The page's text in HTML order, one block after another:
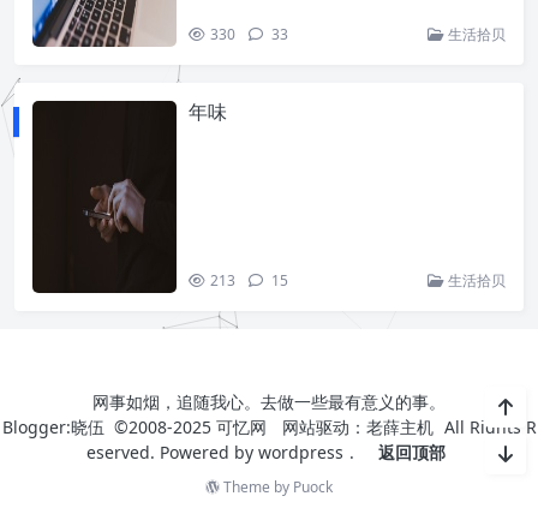
330 33 生活拾贝
年味
213 15 生活拾贝
网事如烟，追随我心。去做一些最有意义的事。
Blogger:晓伍 ©2008-2025 可忆网 网站驱动： 老薛主机 All Rights R
eserved. Powered by wordpress . 返回顶部
Theme by Puock